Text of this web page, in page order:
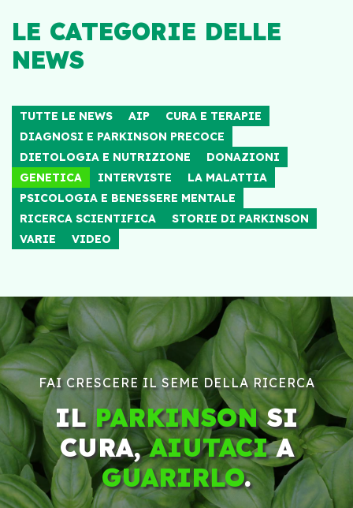
LE CATEGORIE DELLE
NEWS
TUTTE LE NEWS AIP
CURA E TERAPIE
DIAGNOSI E PARKINSON PRECOCE
DIETOLOGIA E NUTRIZIONE
DONAZIONI
GENETICA
INTERVISTE
LA MALATTIA
PSICOLOGIA E BENESSERE MENTALE
RICERCA SCIENTIFICA
STORIE DI PARKINSON
VARIE
VIDEO
FAI CRESCERE IL SEME DELLA RICERCA
ILPARKINSONSI
CURA,AIUTACIA
GUARIRLO.